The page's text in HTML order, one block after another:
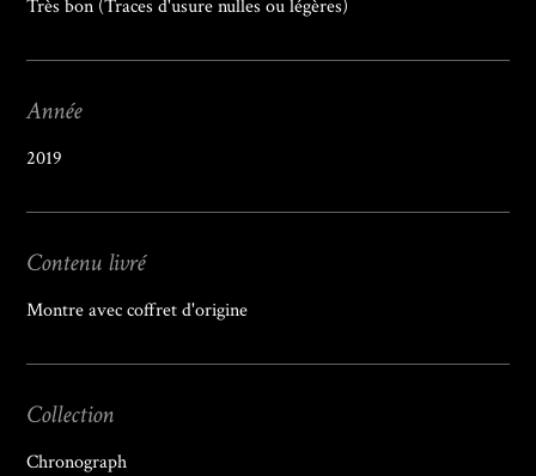
Très bon (Traces d'usure nulles ou légères)
Année
2019
Contenu livré
Montre avec coffret d'origine
Collection
Chronograph